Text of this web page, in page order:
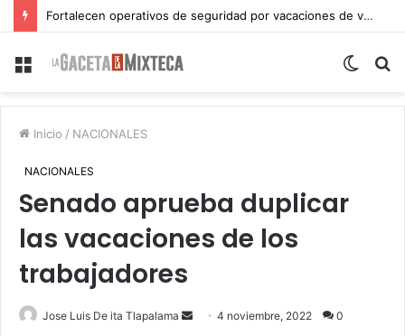
Fortalecen operativos de seguridad por vacaciones de verano en Atlixco
Menu
Switch
Inicio / NACIONALES
NACIONALES
Senado aprueba duplicar
las vacaciones de los
trabajadores
Jose Luis De ita Tlapalama
Send4 noviembre, 2022 0